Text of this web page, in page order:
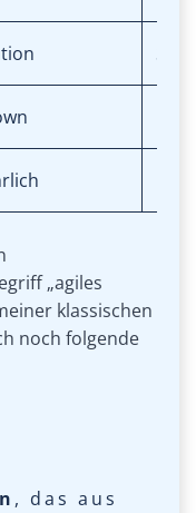
„agiles
klassischen
noch folgende
, das aus